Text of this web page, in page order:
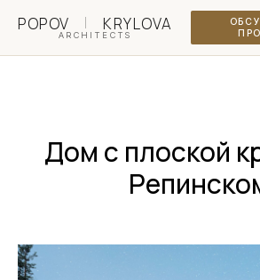
POPOV | KRYLOVA
ARCHITECTS
Дом с плоской